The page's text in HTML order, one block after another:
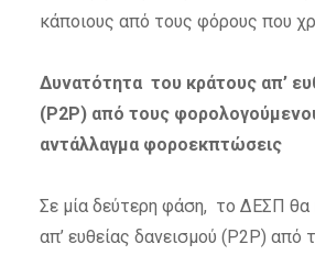
κάποιους από τους φόρους που
Δυνατότητα του κράτους απ’
(P2P) από τους
αντάλλαγμα φοροεκπτώσεις
Σε μία δεύτερη φάση, το ΔΕΣΠ θα
απ’ ευθείας δανεισμού (P2P) από